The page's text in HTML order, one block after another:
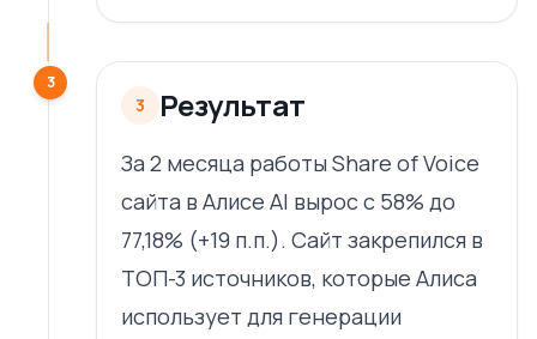
3
3 Результат
За 2 месяца работы Share of Voice
сайта в Алисе AI вырос с 58% до
77,18% (+19 п.п.). Сайт закрепился в
ТОП-3 источников, которые Алиса
использует для генерации